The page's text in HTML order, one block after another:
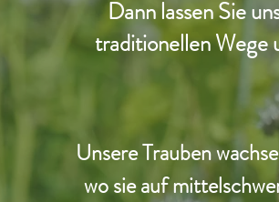
Dann lassen Sie
traditionellen Wege
Unsere Trauben
wo sie auf